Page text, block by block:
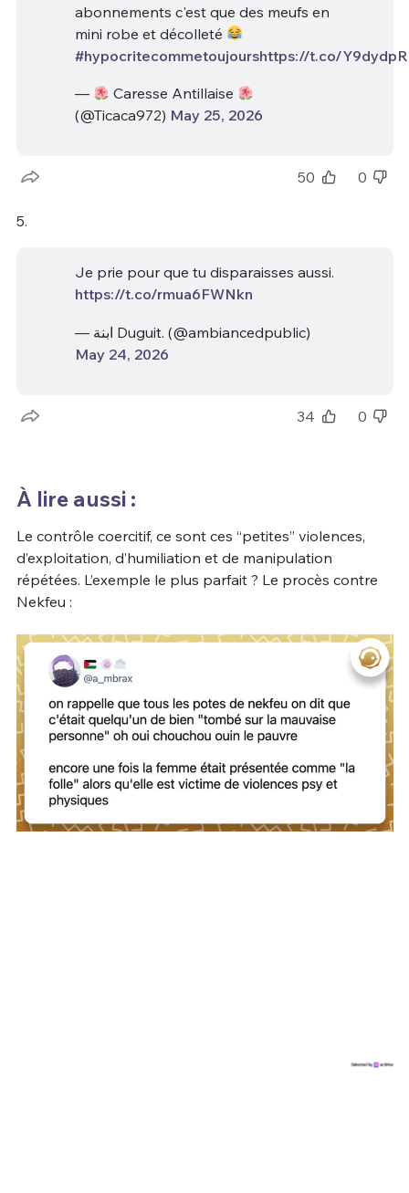
abonnements c'est que des meufs en
mini robe et décolleté
#hypocritecommetoujourshttps://t.co/
—
Caresse Antillaise
(@Ticaca972) May 25, 2026
50 0
5.
Je prie pour que tu disparaisses aussi.
https://t.co/rmua6FWNkn
— ابنة Duguit. (@ambiancedpublic)
May 24, 2026
34 0
À lire aussi :
Le contrôle coercitif, ce sont ces “petites” violences,
d’exploitation, d’humiliation et de manipulation
répétées. L’exemple le plus parfait ? Le procès contre
Nekfeu :